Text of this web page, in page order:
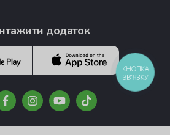
додаток
КНОПКА
ЗВ'ЯЗКУ